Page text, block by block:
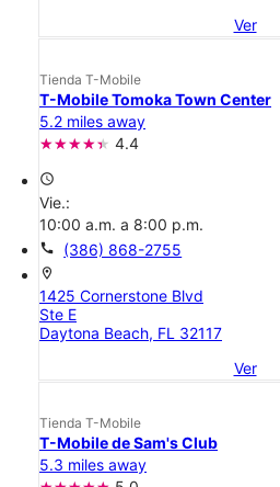
Ver
Tienda T-Mobile
T-Mobile Tomoka Town Center
5.2 miles away
4.4
access_time
Vie.:
10:00 a.m. a 8:00 p.m.
call (386) 868-2755
location_on
1425 Cornerstone Blvd
Ste E
Daytona Beach, FL 32117
Ver
Tienda T-Mobile
T-Mobile de Sam's Club
5.3 miles away